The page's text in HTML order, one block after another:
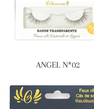
ANGEL N*02